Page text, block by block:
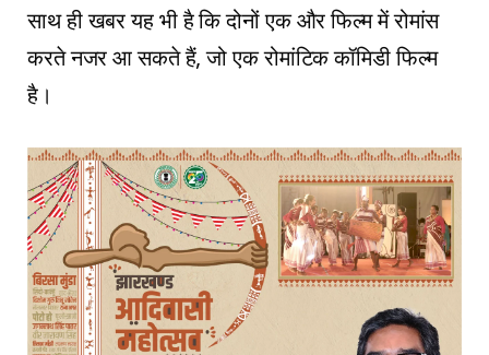
साथ ही खबर यह भी है कि दोनों एक और फिल्म में रोमांस
करते नजर आ सकते हैं, जो एक रोमांटिक कॉमिडी फिल्म
है।